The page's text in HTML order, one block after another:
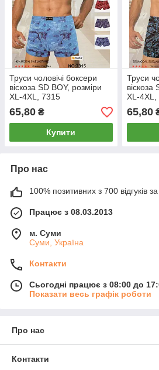
Труси чоловічі боксери
віскоза SD BOY, розміри
XL-4XL, 7315
65,80 ₴
Купити
Труси
віскоза
XL-4XL,
65,80
Про нас
100% позитивних з 700 відгуків за
Працює з 08.03.2013
м. Суми
Суми, Україна
Контакти
Сьогодні працює з 08:00 до
Показати весь графік роботи
Про нас
Контакти